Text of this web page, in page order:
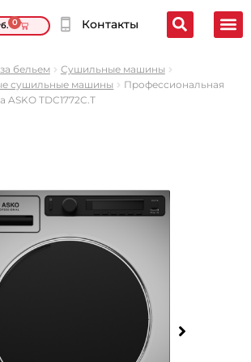
0 Контакты
бельем
Сушильные машины
сушильные машины
Профессиональная
TDC1772C.T